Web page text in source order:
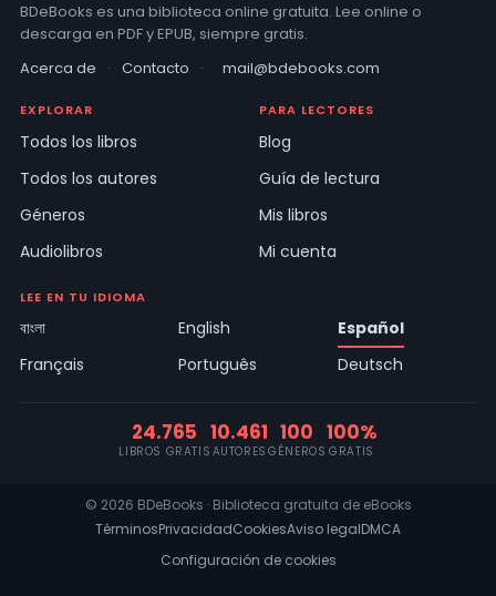
BDeBooks es una biblioteca online gratuita. Lee online o
descarga en PDF y EPUB, siempre gratis.
Acerca de
· Contacto · mail@bdebooks.com
EXPLORAR
Todos los libros
Todos los autores
Géneros
Audiolibros
PARA LECTORES
Blog
Guía de lectura
Mis libros
Mi cuenta
LEE EN TU IDIOMA
বাংলা English
Español
Français
Português Deutsch
24.765
LIBROS GRATIS
10.461
AUTORES
100
GÉNEROS
100%
GRATIS
© 2026 BDeBooks · Biblioteca gratuita de eBooks
TérminosPrivacidadCookiesAviso legalDMCA
Configuración de cookies